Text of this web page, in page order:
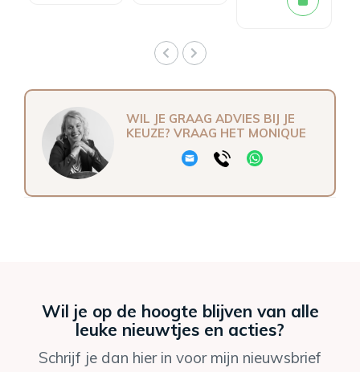
WIL JE GRAAG ADVIES BIJ JE
KEUZE? VRAAG HET MONIQUE
Wil je op de hoogte blijven van alle
leuke nieuwtjes en acties?
Schrijf je dan hier in voor mijn nieuwsbrief